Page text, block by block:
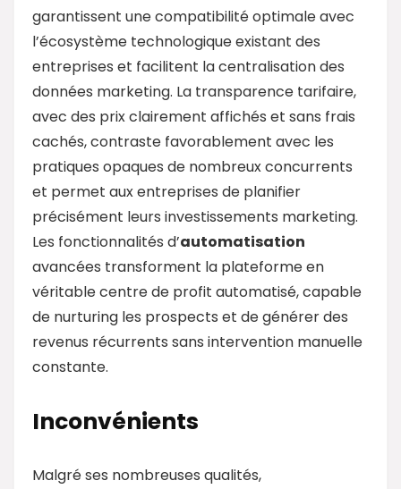
garantissent une compatibilité optimale avec
l’écosystème technologique existant des
entreprises et facilitent la centralisation des
données marketing. La transparence tarifaire,
avec des prix clairement affichés et sans frais
cachés, contraste favorablement avec les
pratiques opaques de nombreux concurrents
et permet aux entreprises de planifier
précisément leurs investissements marketing.
Les fonctionnalités d’automatisation
avancées transforment la plateforme en
véritable centre de profit automatisé, capable
de nurturing les prospects et de générer des
revenus récurrents sans intervention manuelle
constante.
Inconvénients
Malgré ses nombreuses qualités,